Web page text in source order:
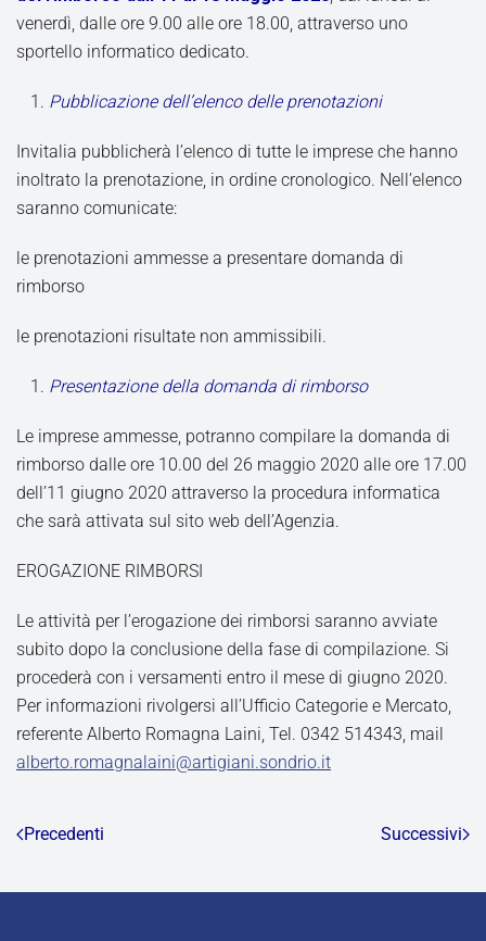
venerdì, dalle ore 9.00 alle ore 18.00, attraverso uno
sportello informatico dedicato.
Pubblicazione dell’elenco delle prenotazioni
Invitalia pubblicherà l’elenco di tutte le imprese che hanno
inoltrato la prenotazione, in ordine cronologico. Nell’elenco
saranno comunicate:
le prenotazioni ammesse a presentare domanda di
rimborso
le prenotazioni risultate non ammissibili.
Presentazione della domanda di rimborso
Le imprese ammesse, potranno compilare la domanda di
rimborso dalle ore 10.00 del 26 maggio 2020 alle ore 17.00
dell’11 giugno 2020 attraverso la procedura informatica
che sarà attivata sul sito web dell’Agenzia.
EROGAZIONE RIMBORSI
Le attività per l’erogazione dei rimborsi saranno avviate
subito dopo la conclusione della fase di compilazione. Si
procederà con i versamenti entro il mese di giugno 2020.
Per informazioni rivolgersi all’Ufficio Categorie e Mercato,
referente Alberto Romagna Laini, Tel. 0342 514343, mail
alberto.romagnalaini@artigiani.sondrio.it
Precedenti Successivi